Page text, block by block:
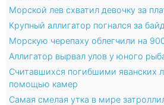
Морской лев схватил девочку за
Крупный аллигатор погнался за
Морскую черепаху облегчили на
Аллигатор вырвал улов у юного
Считавшихся погибшими яванских
помощью камер
Самая смелая утка в мире